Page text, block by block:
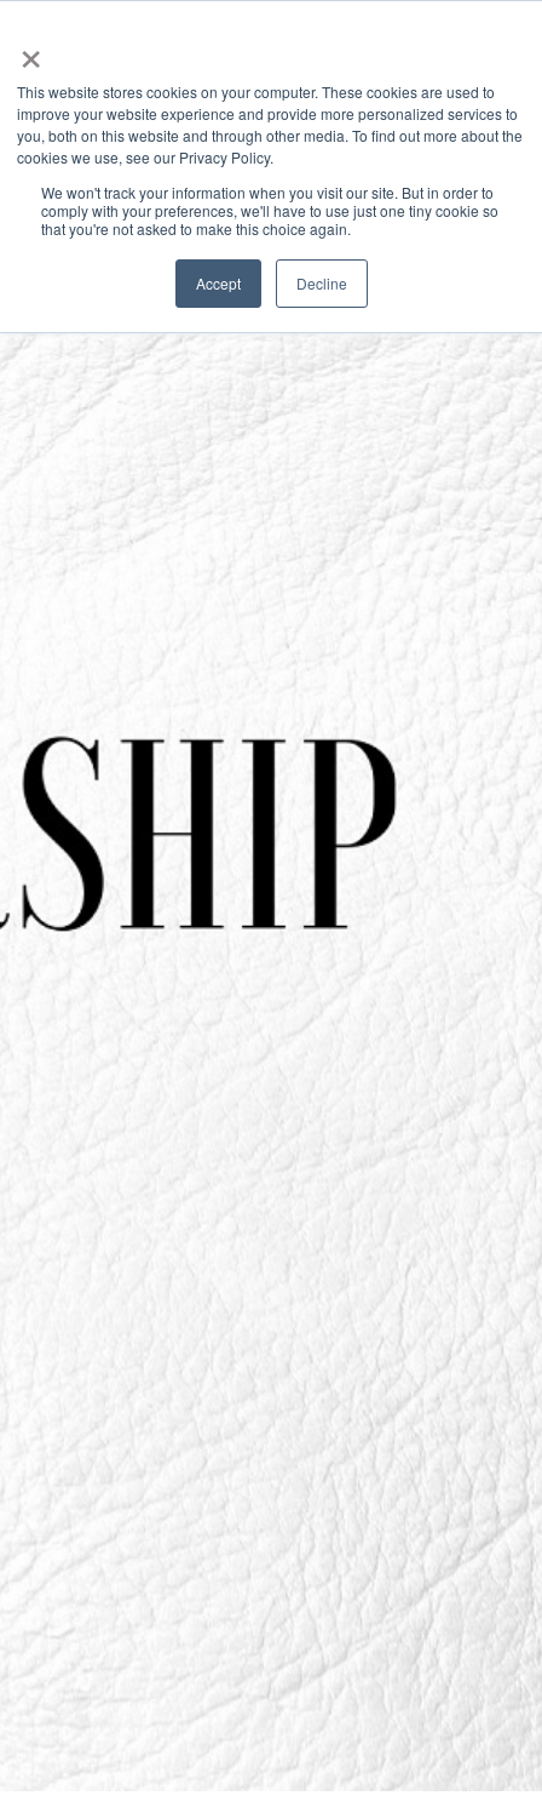
×
This website stores cookies on your computer. These cookies are used to
improve your website experience and provide more personalized services to
you, both on this website and through other media. To find out more about the
cookies we use, see our Privacy Policy.
We won't track your information when you visit our site. But in order to
comply with your preferences, we'll have to use just one tiny cookie so
that you're not asked to make this choice again.
Accept Decline
Latest News